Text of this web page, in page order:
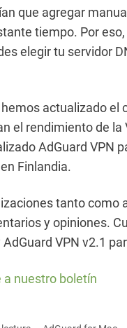
que agregar
tiempo. Por
elegir tu servidor
actualizado el
el rendimiento de la
AdGuard VPN
Finlandia.
tanto como
y opiniones.
VPN v2.1
a nuestro boletín